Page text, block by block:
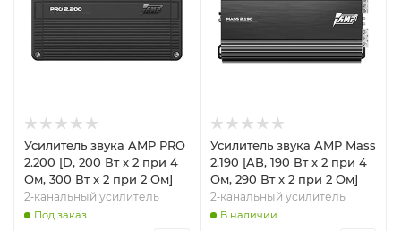
Усилитель звука AMP PRO
2.200 [D, 200 Вт x 2 при 4
Ом, 300 Вт x 2 при 2 Ом]
2‑канальный усилитель
Под заказ
Усилитель звука AMP Mass
2.190 [AB, 190 Вт x 2 при 4
Ом, 290 Вт x 2 при 2 Ом]
2‑канальный усилитель
В наличии